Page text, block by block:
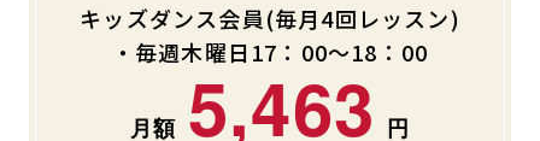
キッズダンス会員(毎月4回レッスン)
・毎週木曜日17：00～18：00
5,463